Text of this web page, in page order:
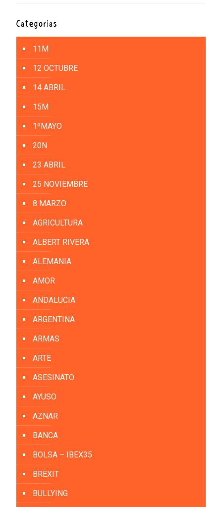
Categorías
11M
12 OCTUBRE
14 ABRIL
15M
1ºMAYO
20N
23 ABRIL
25 NOVIEMBRE
8 MARZO
AGRICULTURA
ALBERT RIVERA
ALEMANIA
AMOR
ANDALUCIA
ARGENTINA
ARMAS
ARTE
ASESINATO
AYUSO
AZNAR
BANCA
BOLSA – IBEX35
BREXIT
BULLYING